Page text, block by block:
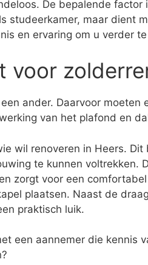
De bepalende
studeerkamer, maar dient
en ervaring om u verder
voor
ander. Daarvoor moeten
van het plafond en
wil renoveren in Heers.
te kunnen voltrekken.
zorgt voor een
plaatsen. Naast de
praktisch luik.
een aannemer die kennis